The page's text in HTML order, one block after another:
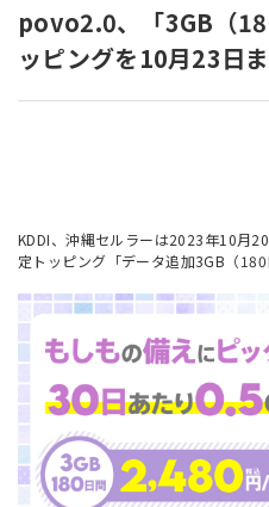
povo2.0、「3GB（
ッピングを10月23日
KDDI、沖縄セルラーは2023年10月
定トッピング「データ追加3GB（